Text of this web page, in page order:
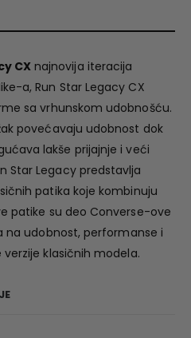
CXnajnovija iteracija
a, Run Star Legacy CX
sa vrhunskom udobnošću.
povećavaju udobnost dok
lakše prijajnje i veći
Star Legacy predstavlja
patika koje kombinuju
patike su deo Converse-ove
na udobnost, performanse i
klasičnih modela.